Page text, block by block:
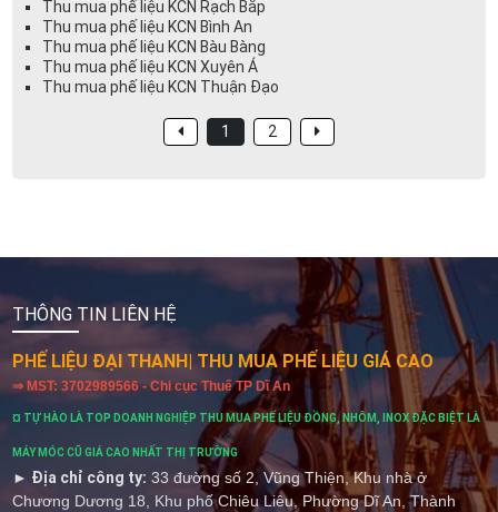
Thu mua phế liệu KCN Rạch Bắp
Thu mua phế liệu KCN Bình An
Thu mua phế liệu KCN Bàu Bàng
Thu mua phế liệu KCN Xuyên Á
Thu mua phế liệu KCN Thuận Đạo
1 2
THÔNG TIN LIÊN HỆ
PHẾ LIỆU ĐẠI THANH| THU MUA PHẾ LIỆU GIÁ CAO
⇒ MST: 3702989566 - Chi cục Thuế TP Dĩ An
¤ TỰ HÀO LÀ TOP DOANH NGHIỆP THU MUA PHẾ LIỆU ĐỒNG, NHÔM, INOX ĐẶC BIỆT LÀ
MÁY MÓC CŨ GIÁ CAO NHẤT THỊ TRƯỜNG
► Địa chỉ công ty: 33 đường số 2, Vũng Thiện, Khu nhà ở
Chương Dương 18, Khu phố Chiêu Liêu, Phường Dĩ An, Thành